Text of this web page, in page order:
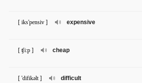
expensive
[ iks'pensiv ]
cheap
[ ʧi:p ]
difficult
[ 'difikəlt ]